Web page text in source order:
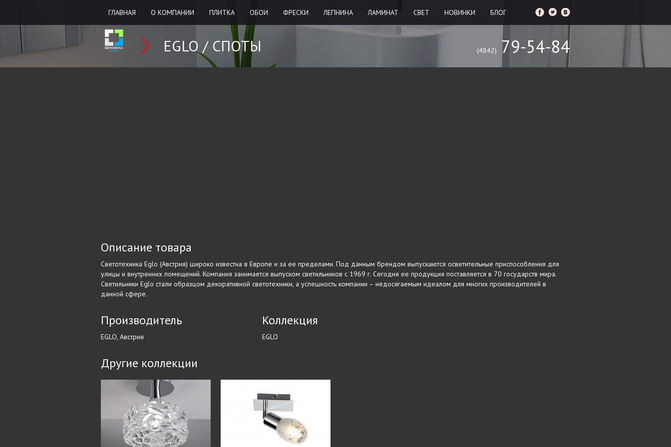
ГЛАВНАЯ О КОМПАНИИ ПЛИТКА ОБОИ ФРЕСКИ ЛЕПНИНА ЛАМИНАТ СВЕТ НОВИНКИ БЛОГ
EGLO / СПОТЫ (4842) 79-54-84
Описание товара
Светотехника Eglo (Австрия) широко известна в Европе и за ее пределами. Под данным брендом выпускаются осветительные приспособления для
улицы и внутренних помещений. Компания занимается выпуском светильников с 1969 г. Сегодня ее продукция поставляется в 70 государств мира.
Светильники Eglo стали образцом декоративной светотехники, а успешность компании – недосягаемым идеалом для многих производителей в
данной сфере.
Производитель
EGLO, Австрия
Коллекция
EGLO
Другие коллекции